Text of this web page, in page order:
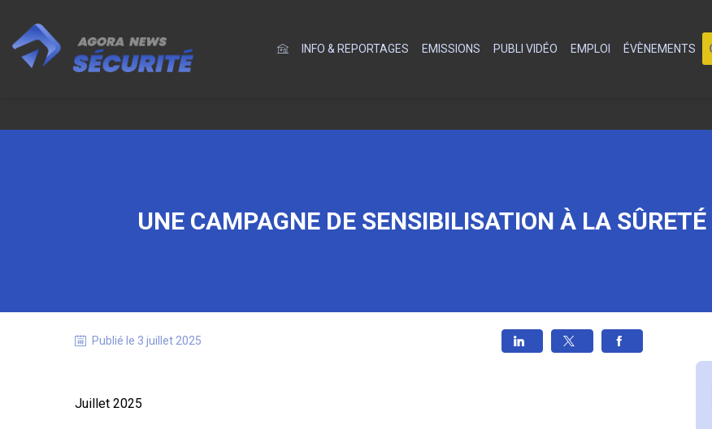
INFO & REPORTAGES EMISSIONS PUBLI VIDÉO EMPLOI ÉVÈNEMENTS
UNE CAMPAGNE DE SENSIBILISATION À LA
Publié le 3 juillet 2025
Juillet 2025